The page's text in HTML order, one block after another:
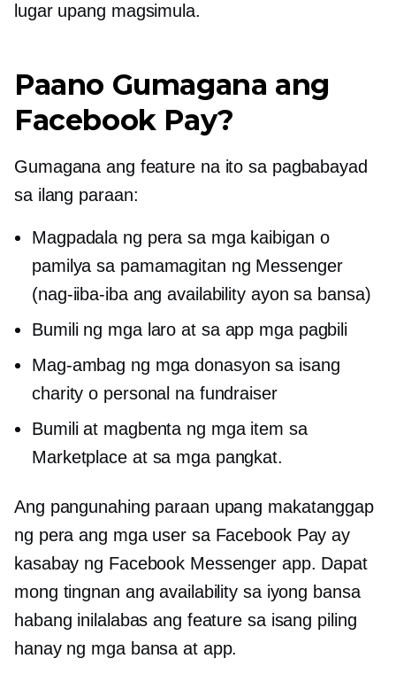
lugar upang magsimula.
Paano Gumagana ang
Facebook Pay?
Gumagana ang feature na ito sa pagbabayad
sa ilang paraan:
Magpadala ng pera sa mga kaibigan o
pamilya sa pamamagitan ng Messenger
(nag-iiba-iba ang availability ayon sa bansa)
Bumili ng mga laro at sa app mga pagbili
Mag-ambag ng mga donasyon sa isang
charity o personal na fundraiser
Bumili at magbenta ng mga item sa
Marketplace at sa mga pangkat.
Ang pangunahing paraan upang makatanggap
ng pera ang mga user sa Facebook Pay ay
kasabay ng Facebook Messenger app. Dapat
mong tingnan ang availability sa iyong bansa
habang inilalabas ang feature sa isang piling
hanay ng mga bansa at app.